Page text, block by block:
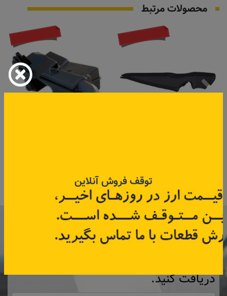
محصولات مرتبط
به زودی
اطلاعات بیشتر
به زودی
اطلاعات بیشتر
با عضویت در خبرنامه رنویدک
همین حالا ۱۵ هزار تومان کد‌تخفیف خرید
دریافت کنید.
توقف فروش آنلاین